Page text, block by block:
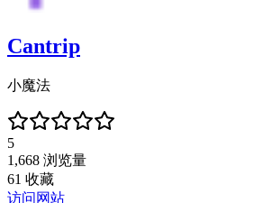
Cantrip
小魔法
5
1,668 浏览量
61 收藏
访问网站